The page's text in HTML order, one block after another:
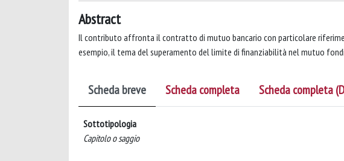
Abstract
Il contributo affronta il contratto di mutuo bancario con particolare
esempio, il tema del superamento del limite di finanziabilità nel mutuo
Scheda breve Scheda completa Scheda completa
Sottotipologia
Capitolo o saggio